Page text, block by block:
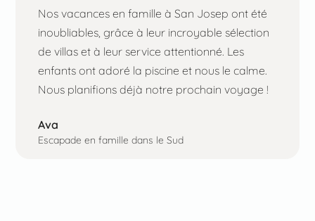
Nos vacances en famille à San Josep ont été
inoubliables, grâce à leur incroyable sélection
de villas et à leur service attentionné. Les
enfants ont adoré la piscine et nous le calme.
Nous planifions déjà notre prochain voyage !
Ava
Escapade en famille dans le Sud